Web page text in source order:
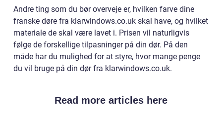
Andre ting som du bør overveje er, hvilken farve dine
franske døre fra klarwindows.co.uk skal have, og hvilket
materiale de skal være lavet i. Prisen vil naturligvis
følge de forskellige tilpasninger på din dør. På den
måde har du mulighed for at styre, hvor mange penge
du vil bruge på din dør fra klarwindows.co.uk.
Read more articles here